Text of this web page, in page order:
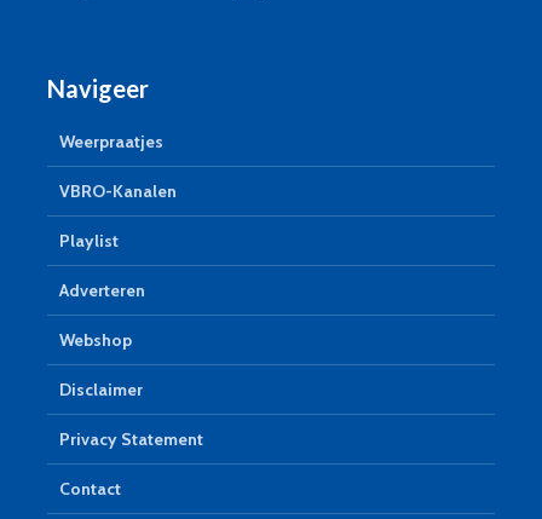
Navigeer
Weerpraatjes
VBRO-Kanalen
Playlist
Adverteren
Webshop
Disclaimer
Privacy Statement
Contact